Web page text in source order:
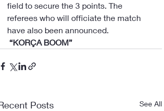
field to secure the 3 points. The
referees who will officiate the match
have also been announced.
“KORÇA BOOM”
Posts See All